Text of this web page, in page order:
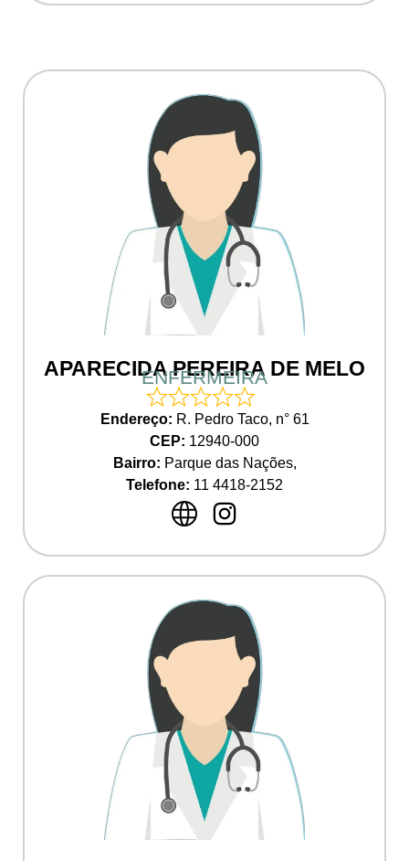
APARECIDA PEREIRA DE MELO
ENFERMEIRA
Endereço: R. Pedro Taco, n° 61
CEP: 12940-000
Bairro: Parque das Nações,
Telefone: 11 4418-2152